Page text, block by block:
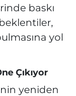
baskı
yol
Çıkıyor
yeniden